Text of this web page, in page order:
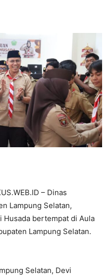
– Dinas
Lampung Selatan,
Husada bertempat di Aula
Lampung Selatan.
Selatan, Devi